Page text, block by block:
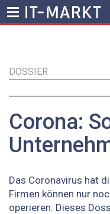
Inhalt
DOSSIER
Corona:
Das Coronavirus hat
Firmen können nur
operieren. Dieses